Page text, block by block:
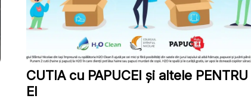
CUTIA cu PAPUCEI și altele PENTRU
EI